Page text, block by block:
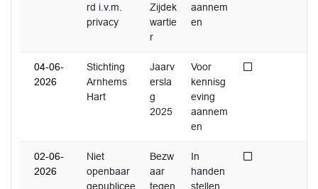
rd i.v.m.
privacy
Zijdek
wartie
r
aannem
en
04-06-
2026
Stichting
Arnhems
Hart
Jaarv
ersla
g
2025
Voor
kennisg
eving
aannem
en
Niet afgedaan
02-06-
2026
Niet
openbaar
gepublicee
Bezw
aar
tegen
In
handen
stellen
Niet afgedaan